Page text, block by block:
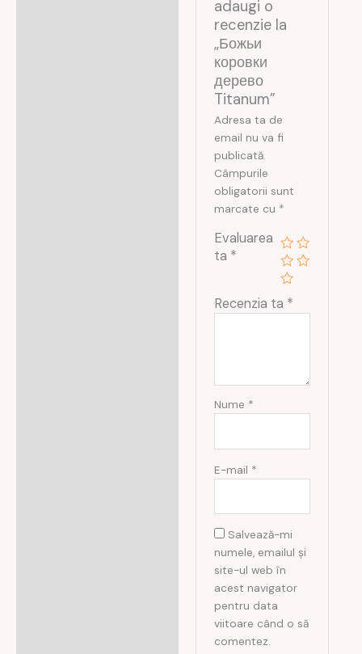
adaugi o
recenzie la
„Божьи
коровки
дерево
Titanum”
Adresa ta de
email nu va fi
publicată.
Câmpurile
obligatorii sunt
marcate cu *
Evaluarea
ta *
Recenzia ta *
Nume *
E-mail *
Salvează-mi
numele, emailul și
site-ul web în
acest navigator
pentru data
viitoare când o să
comentez.